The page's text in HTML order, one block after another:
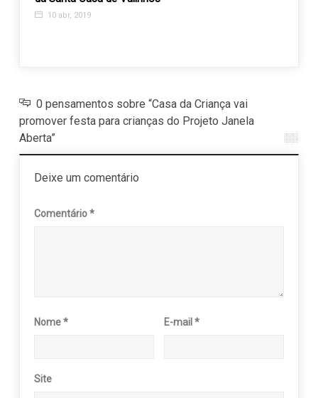
10 abr, 2019
0 pensamentos sobre “Casa da Criança vai
promover festa para crianças do Projeto Janela
Aberta”
Deixe um comentário
Comentário*
Nome* E-mail*
Site